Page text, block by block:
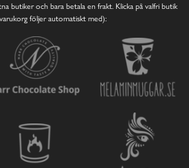
butiker och bara betala en frakt. Klicka på valfri butik
följer automatiskt med):